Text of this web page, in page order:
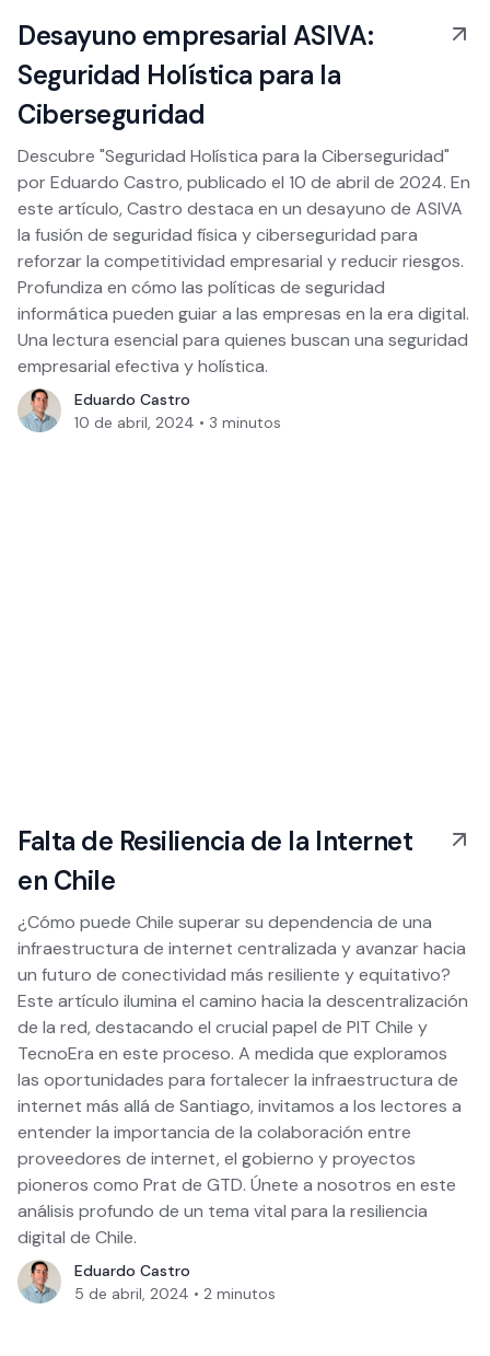
Desayuno empresarial ASIVA:
Seguridad Holística para la
Ciberseguridad
Descubre "Seguridad Holística para la Ciberseguridad"
por Eduardo Castro, publicado el 10 de abril de 2024. En
este artículo, Castro destaca en un desayuno de ASIVA
la fusión de seguridad física y ciberseguridad para
reforzar la competitividad empresarial y reducir riesgos.
Profundiza en cómo las políticas de seguridad
informática pueden guiar a las empresas en la era digital.
Una lectura esencial para quienes buscan una seguridad
empresarial efectiva y holística.
Eduardo Castro
10 de abril, 2024 • 3 minutos
Falta de Resiliencia de la Internet
en Chile
¿Cómo puede Chile superar su dependencia de una
infraestructura de internet centralizada y avanzar hacia
un futuro de conectividad más resiliente y equitativo?
Este artículo ilumina el camino hacia la descentralización
de la red, destacando el crucial papel de PIT Chile y
TecnoEra en este proceso. A medida que exploramos
las oportunidades para fortalecer la infraestructura de
internet más allá de Santiago, invitamos a los lectores a
entender la importancia de la colaboración entre
proveedores de internet, el gobierno y proyectos
pioneros como Prat de GTD. Únete a nosotros en este
análisis profundo de un tema vital para la resiliencia
digital de Chile.
Eduardo Castro
5 de abril, 2024 • 2 minutos